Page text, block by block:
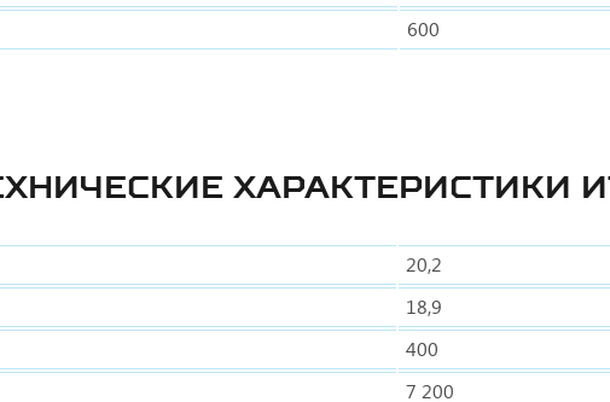
600
ХАРАКТЕРИСТИКИ
20,2
18,9
400
7 200